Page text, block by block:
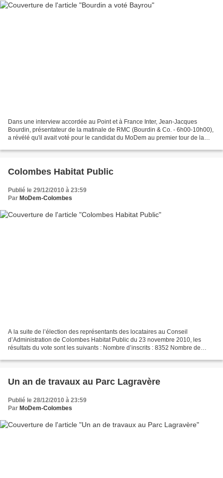
Dans une interview accordée au Point et à France Inter, Jean-Jacques
Bourdin, présentateur de la matinale de RMC (Bourdin & Co. - 6h00-10h00),
a révélé qu'il avait voté pour le candidat du MoDem au premier tour de la
Colombes Habitat Public
Publié le 29/12/2010 à 23:59
Par MoDem-Colombes
A la suite de l’élection des représentants des locataires au Conseil
d’Administration de Colombes Habitat Public du 23 novembre 2010, les
résultats du vote sont les suivants : Nombre d’inscrits : 8352 Nombre de
Un an de travaux au Parc Lagravère
Publié le 28/12/2010 à 23:59
Par MoDem-Colombes